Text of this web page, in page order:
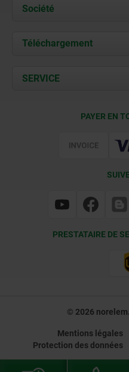
Société
À propos de nous
Contact
Téléchargement
Documents
SERVICE
PAYER EN
PRESTATAIRE DE
© 2026
Mentions légales
Protection des données